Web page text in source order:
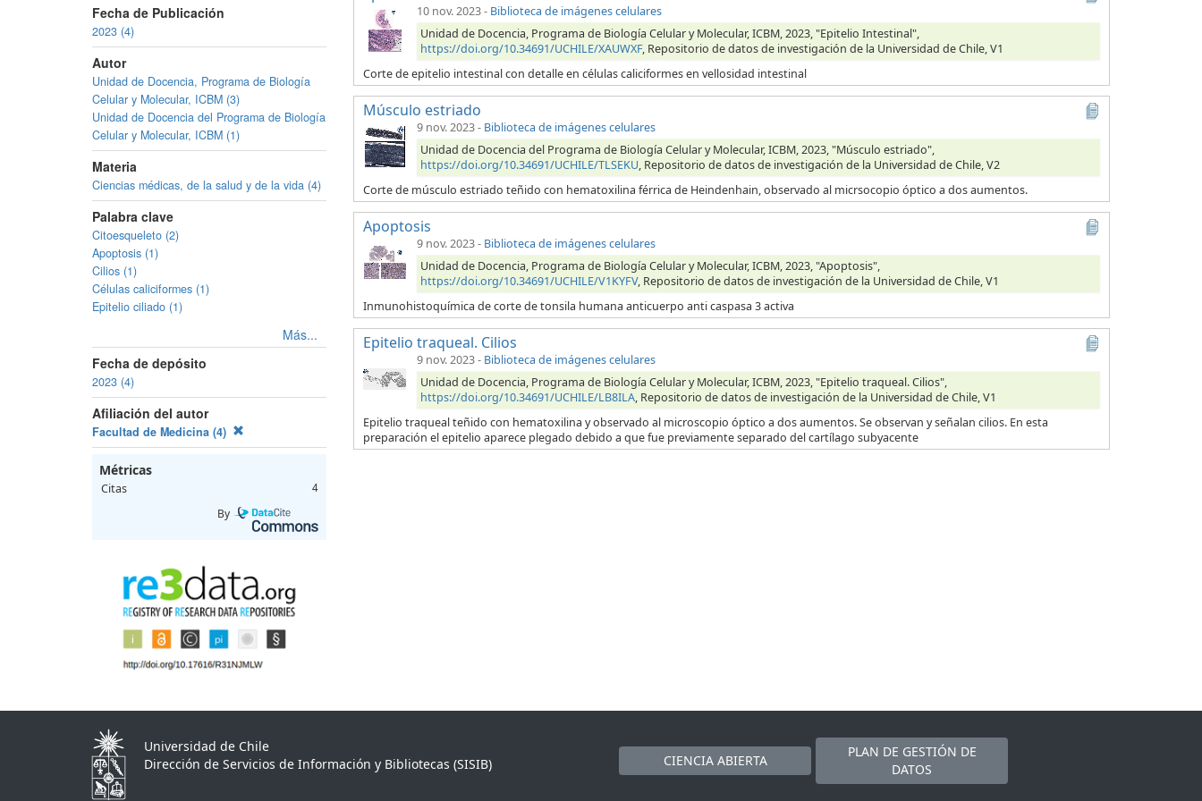
Fecha de Publicación
2023 (4)
Autor
Unidad de Docencia, Programa de Biología
Celular y Molecular, ICBM (3)
Unidad de Docencia del Programa de Biología
Celular y Molecular, ICBM (1)
Materia
Ciencias médicas, de la salud y de la vida (4)
Palabra clave
Citoesqueleto (2)
Apoptosis (1)
Cilios (1)
Células caliciformes (1)
Epitelio ciliado (1)
Más...
Fecha de depósito
2023 (4)
Afiliación del autor
Facultad de Medicina (4)
Métricas
Citas 4
By
10 nov. 2023- Biblioteca de imágenes celulares
Unidad de Docencia, Programa de Biología Celular y Molecular, ICBM, 2023, "Epitelio Intestinal",
https://doi.org/10.34691/UCHILE/XAUWXF, Repositorio de datos de investigación de la Universidad de Chile, V1
Corte de epitelio intestinal con detalle en células caliciformes en vellosidad intestinal
Músculo estriado
9 nov. 2023- Biblioteca de imágenes celulares
Unidad de Docencia del Programa de Biología Celular y Molecular, ICBM, 2023, "Músculo estriado",
https://doi.org/10.34691/UCHILE/TLSEKU, Repositorio de datos de investigación de la Universidad de Chile, V2
Corte de músculo estriado teñido con hematoxilina férrica de Heindenhain, observado al micrsocopio óptico a dos aumentos.
Apoptosis
9 nov. 2023- Biblioteca de imágenes celulares
Unidad de Docencia, Programa de Biología Celular y Molecular, ICBM, 2023, "Apoptosis",
https://doi.org/10.34691/UCHILE/V1KYFV, Repositorio de datos de investigación de la Universidad de Chile, V1
Inmunohistoquímica de corte de tonsila humana anticuerpo anti caspasa 3 activa
Epitelio traqueal. Cilios
9 nov. 2023- Biblioteca de imágenes celulares
Unidad de Docencia, Programa de Biología Celular y Molecular, ICBM, 2023, "Epitelio traqueal. Cilios",
https://doi.org/10.34691/UCHILE/LB8ILA, Repositorio de datos de investigación de la Universidad de Chile, V1
Epitelio traqueal teñido con hematoxilina y observado al microscopio óptico a dos aumentos. Se observan y señalan cilios. En esta
preparación el epitelio aparece plegado debido a que fue previamente separado del cartílago subyacente
Universidad de Chile
Dirección de Servicios de Información y Bibliotecas (SISIB)
CIENCIA ABIERTA
PLAN DE GESTIÓN DE
DATOS